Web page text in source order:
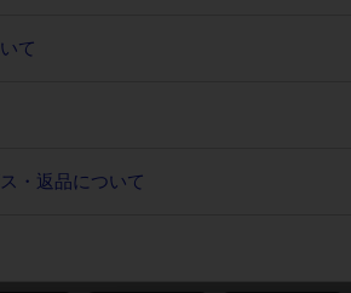
て
・返品について